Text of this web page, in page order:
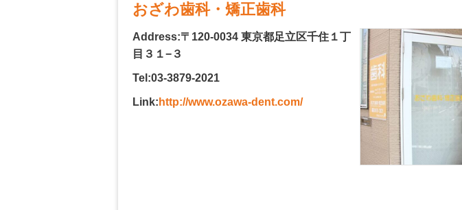
おざわ歯科・矯正歯科
Address:〒120-0034 東京都足立区千住１丁
目３１−３
Tel:03-3879-2021
Link: http://www.ozawa-dent.com/